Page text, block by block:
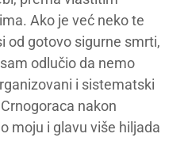
Ako je već neko te
od gotovo sigurne smrti,
odlučio da nemo
i sistematski
nakon
moju i glavu više hiljada